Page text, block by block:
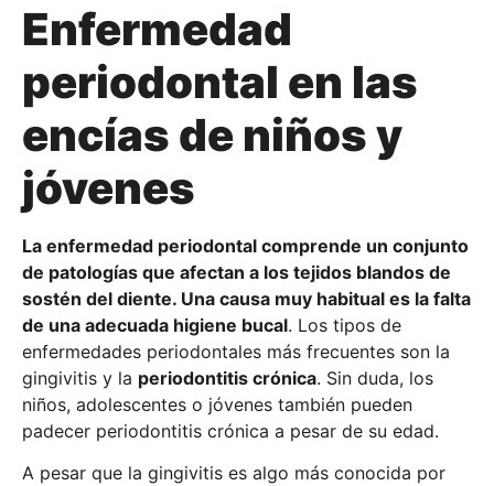
Enfermedad
periodontal en las
encías de niños y
jóvenes
La enfermedad periodontal comprende un conjunto
de patologías que afectan a los tejidos blandos de
sostén del diente. Una causa muy habitual es la falta
de una adecuada higiene bucal. Los tipos de
enfermedades periodontales más frecuentes son la
gingivitis y la periodontitis crónica. Sin duda, los
niños, adolescentes o jóvenes también pueden
padecer periodontitis crónica a pesar de su edad.
A pesar que la gingivitis es algo más conocida por